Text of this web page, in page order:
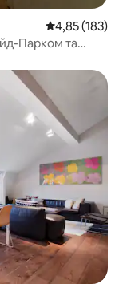
Середня
4,85 (183)
Парком та